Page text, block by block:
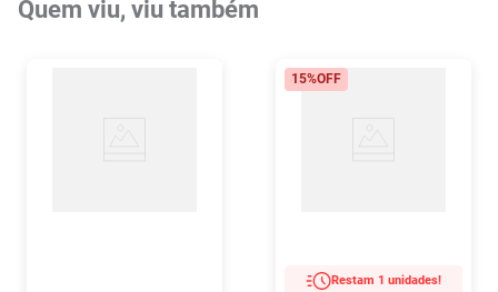
Quem viu, viu também
15%OFF
Restam 1 unidades!